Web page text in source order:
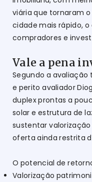
viária que tornaram
cidade mais rápido,
compradores e
Vale a pena
Segundo a
e perito avaliador
duplex prontas a
solar e estrutura de
sustentar
oferta ainda restrita
O potencial de
Valorização